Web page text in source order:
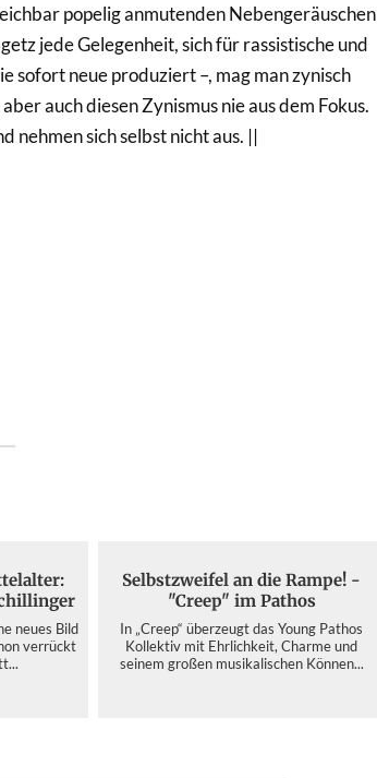
popelig anmutenden Nebengeräuschen
jede Gelegenheit, sich für rassistische und
sofort neue produziert –, mag man zynisch
auch diesen Zynismus nie aus dem Fokus.
nehmen sich selbst nicht aus. ||
neues Bild
verrückt
Selbstzweifel an die Rampe! -
"Creep" im Pathos
In „Creep“ überzeugt das Young Pathos
Kollektiv mit Ehrlichkeit, Charme und
seinem großen musikalischen Können...